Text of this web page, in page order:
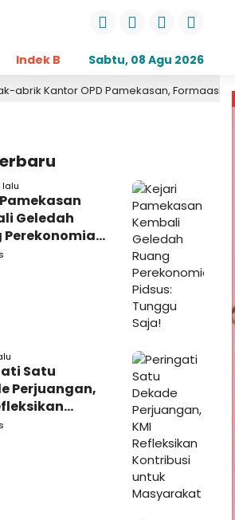
Indek Berita Opini Daerah
Sabtu, 08 Agu 2026
OPD Pamekasan, Formaasi Sebut Kejari
Geledah
Perekonomian,
Tunggu Saja!
Satu
Perjuangan,
untuk